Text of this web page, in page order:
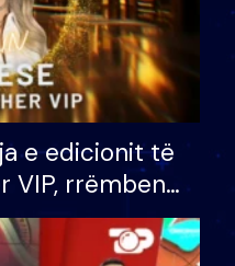
e edicionit të
VIP, rrëmben
100 mijë eurosh